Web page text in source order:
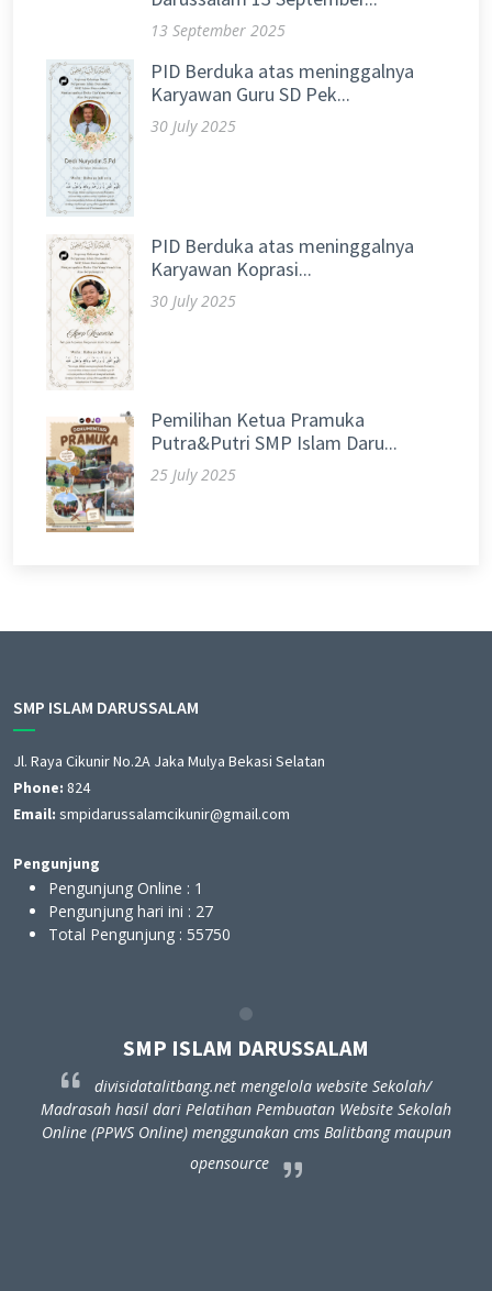
13 September 2025
PID Berduka atas meninggalnya
Karyawan Guru SD Pek...
30 July 2025
PID Berduka atas meninggalnya
Karyawan Koprasi...
30 July 2025
Pemilihan Ketua Pramuka
Putra&Putri SMP Islam Daru...
25 July 2025
SMP ISLAM DARUSSALAM
Jl. Raya Cikunir No.2A Jaka Mulya Bekasi Selatan
Phone: 824
Email: smpidarussalamcikunir@gmail.com
Pengunjung
Pengunjung Online : 1
Pengunjung hari ini : 27
Total Pengunjung : 55750
SMP ISLAM DARUSSALAM
divisidatalitbang.net mengelola website Sekolah/
Madrasah hasil dari Pelatihan Pembuatan Website Sekolah
Online (PPWS Online) menggunakan cms Balitbang maupun
opensource